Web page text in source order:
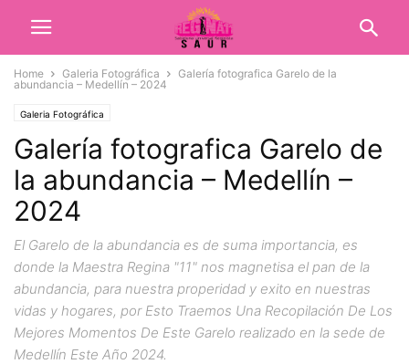
Home Galeria Fotográfica
Galería fotografica Garelo de la
abundancia – Medellín – 2024
Galeria Fotográfica
Galería fotografica Garelo de
la abundancia – Medellín –
2024
El Garelo de la abundancia es de suma importancia, es
donde la Maestra Regina "11" nos magnetisa el pan de la
abundancia, para nuestra properidad y exito en nuestras
vidas y hogares, por Esto Traemos Una Recopilación De Los
Mejores Momentos De Este Garelo realizado en la sede de
Medellín Este Año 2024.